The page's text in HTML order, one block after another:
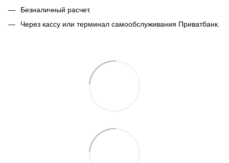
Безналичный расчет.
Через кассу или терминал самообслуживания Приватбанк.